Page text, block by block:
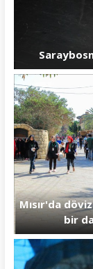
Mısır'da
bir